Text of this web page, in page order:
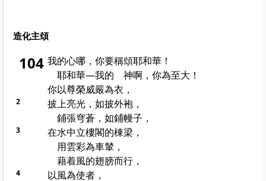
造化主頌
104 我的心哪，你要稱頌耶和華！
耶和華—我的 神啊，你為至大！
你以尊榮威嚴為衣，
2
披上亮光，如披外袍，
鋪張穹蒼，如鋪幔子，
3
在水中立樓閣的棟梁，
用雲彩為車輦，
藉着風的翅膀而行，
4
以風為使者，